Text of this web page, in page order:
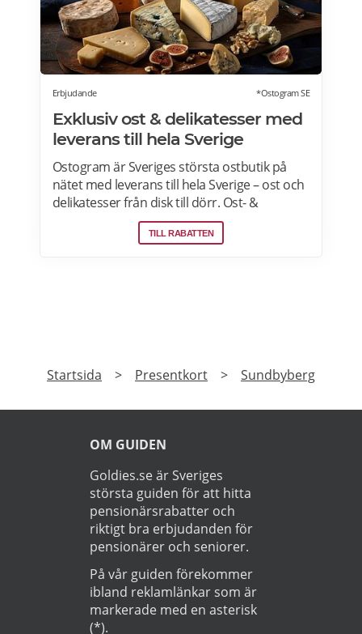
Erbjudande *Ostogram SE
Exklusiv ost & delikatesser med
leverans till hela Sverige
Ostogram är Sveriges största ostbutik på
nätet med leverans till hela Sverige – ost och
delikatesser från disk till dörr. Ost- &
charkprodukter. Färdiga presentlådor.
Ostbrickor. Ostogram skickar alla paket med
TILL RABATTEN
Prenumerera på vårt nyhetsbrev och få exklusiv
tillgång till specialerbjudanden.
Läs Integritetspolicy
Startsida
OM GUIDEN